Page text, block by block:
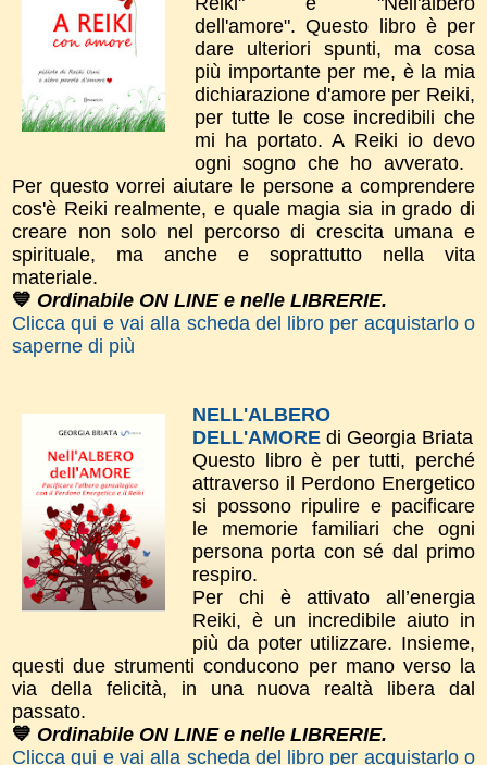
dell'amore".​Questo libro è per
dare ulteriori spunti, ma cosa
più importante per me, è la mia
dichiarazione d'amor​e per Reiki,
per tutte le cose incredibili che
mi ha portato. A Reiki io devo
ogni sogno che ho avverato.
Per questo vorrei aiutare le persone a comprendere
cos'è Reiki realmente, e quale magia sia in grado di
creare non solo nel percorso di crescita umana e
spirituale, ma anche e soprattutto nella vita
materiale.
💙 Ordinabile ON LINE e nelle LIBRERIE.
Clicca qui e vai alla scheda del libro per acquistarlo o
saperne di più
NELL'ALBERO
DELL'AMORE di Georgia Briata
Questo libro è per tutti, perché
attraverso il Perdono Energetico
si possono ripulire e pacificare
le memorie familiari che ogni
persona porta con sé dal primo
respiro.
Per chi è attivato all’energia
Reiki, è un incredibile aiuto in
più da poter utilizzare. Insieme,
questi due strumenti conducono per mano verso la
via della felicità, in una nuova realtà libera dal
passato.
💙 Ordinabile ON LINE e nelle LIBRERIE.
Clicca qui e vai alla scheda del libro per acquistarlo o